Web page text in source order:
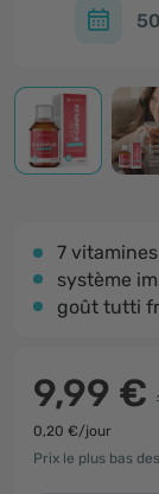
50
7
système
goût tutti
9,99 €
0,20 €/jour
Prix le plus bas